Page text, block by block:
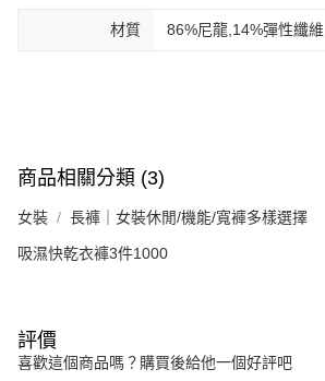
材質 86%尼龍,14%彈性纖維
商品相關分類 (3)
女裝 長褲｜女裝休閒/機能/寬褲多樣選擇
吸濕快乾衣褲3件1000
評價
喜歡這個商品嗎？購買後給他一個好評吧